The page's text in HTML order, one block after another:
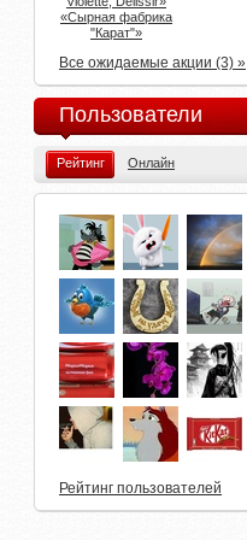
«Сырная фабрика
"Карат"»
Все ожидаемые акции (3) »
Пользователи
Рейтинг Онлайн
Рейтинг пользователей